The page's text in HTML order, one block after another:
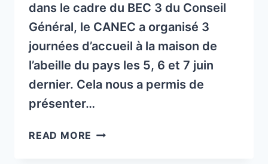
16
H.
dans le cadre du BEC 3 du Conseil
Général, le CANEC a organisé 3
journées d’accueil à la maison de
l’abeille du pays les 5, 6 et 7 juin
dernier. Cela nous a permis de
présenter…
READ MORE INFORMATIONS